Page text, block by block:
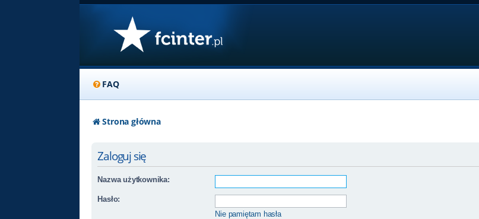
FAQ
Strona główna
Zaloguj się
Nazwa użytkownika:
Hasło:
Nie pamiętam hasła